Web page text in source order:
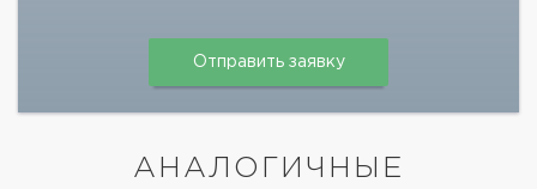
АНАЛОГИЧНЫЕ